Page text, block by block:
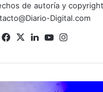
de autoría y
Digital.com
SitioFacebook
X LinkedInYouTube